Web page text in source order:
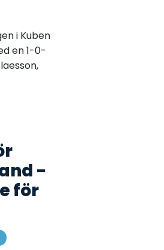
i Kuben
en 1-0-
-
för